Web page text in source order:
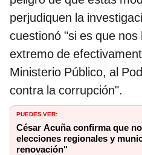
perjudiquen la
cuestionó "si es que
extremo de
Ministerio Público, al
contra la corrupción".
PUEDES VER:
César Acuña confirma que
elecciones regionales y
renovación"